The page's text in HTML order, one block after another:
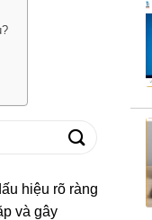
hiệu rõ ràng
và gây